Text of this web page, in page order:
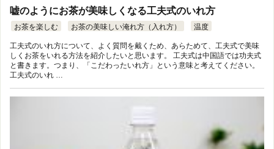
嘘のようにお茶が美味しくなる工夫式のいれ方
お茶を楽しむ お茶の美味しい淹れ方（入れ方） 温度
工夫式のいれ方について、よく質問を戴くため、あらためて、工夫式で美味
しくお茶をいれる方法を紹介したいと思います。 工夫式は中国語では功夫式
と書きます。つまり、「こだわったいれ方」という意味と考えてください。
工夫式のいれ …